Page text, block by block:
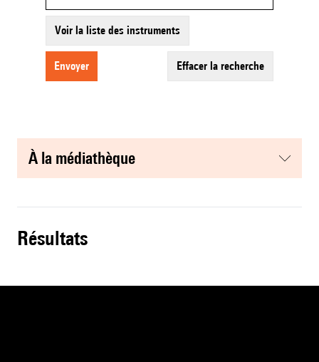
Voir la liste des instruments
envoyer effacer la recherche
à la médiathèque
résultats